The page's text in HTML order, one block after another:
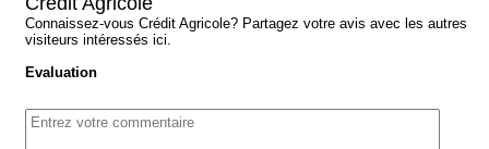
Connaissez-vous Crédit Agricole? Partagez votre avis avec les autres
visiteurs intéressés ici.
Evaluation